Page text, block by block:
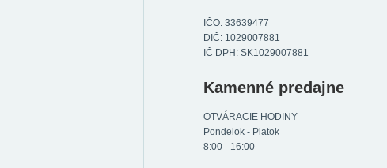
IČO: 33639477
DIČ: 1029007881
IČ DPH: SK1029007881
Kamenné predajne
OTVÁRACIE HODINY
Pondelok - Piatok
8:00 - 16:00